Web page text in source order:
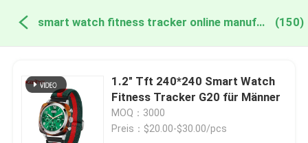
smart watch fitness tracker online manufacture (150)
1.2" Tft 240*240 Smart Watch
Fitness Tracker G20 für Männer
MOQ：3000
Preis：$20.00-$30.00/pcs